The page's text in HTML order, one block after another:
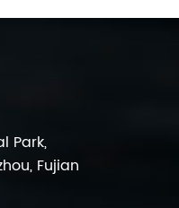
Park,
Fujian